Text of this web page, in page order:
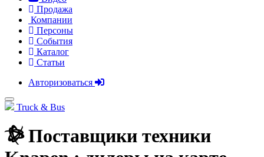
Продажа
Компании
Персоны
События
Каталог
Статьи
Авторизоваться
Truck & Bus
Поставщики техники